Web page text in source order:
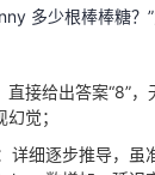
多少根棒棒糖？
直接给出答案“8”，
觉；
详细逐步推导，虽